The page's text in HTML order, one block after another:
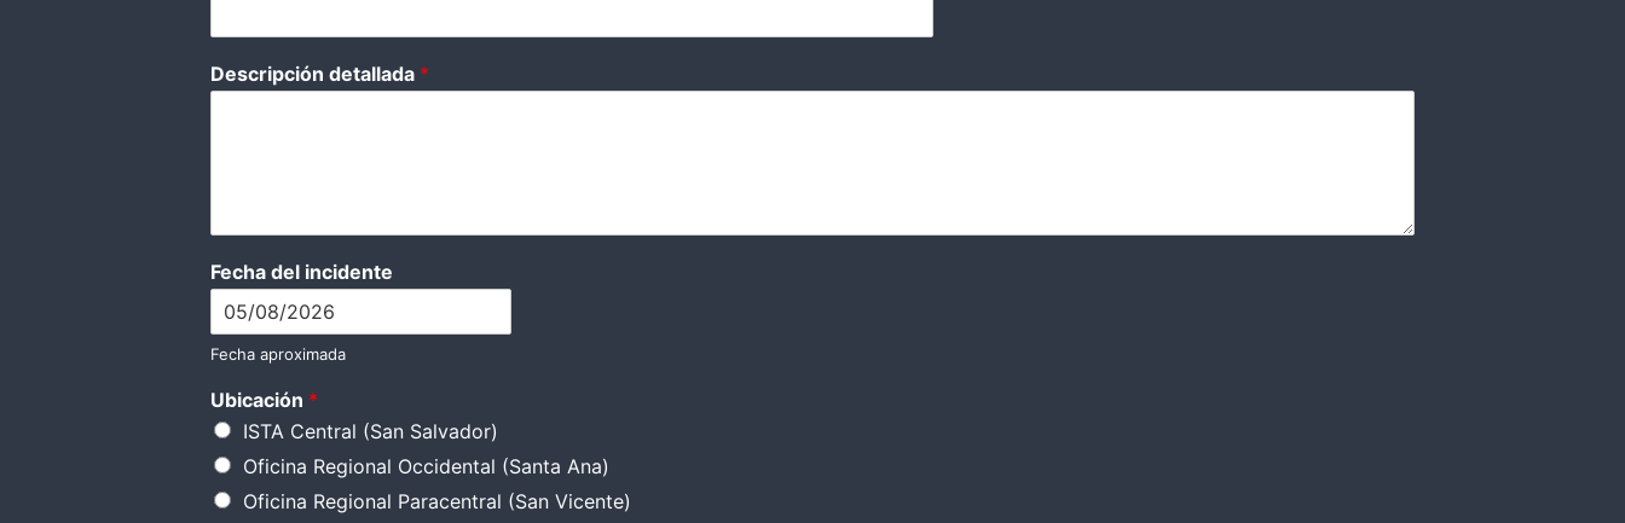
d
t
a
i
Descripción detallada *
Fecha del incidente
Fecha aproximada
Ubicación *
ISTA Central (San Salvador)
Oficina Regional Occidental (Santa Ana)
Oficina Regional Paracentral (San Vicente)